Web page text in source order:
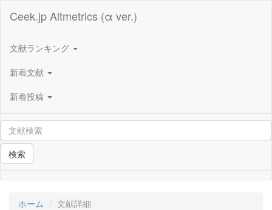
Ceek.jp Altmetrics (α ver.)
文献ランキング
新着文献
新着投稿
検索
ホーム 文献詳細